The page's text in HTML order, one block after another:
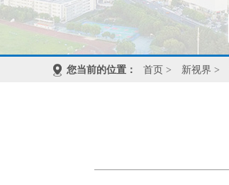
您当前的位置： 首页 > 新视界 >